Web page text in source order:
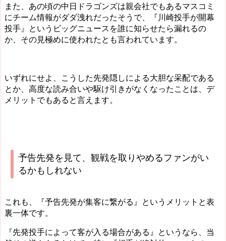
また、あの頃の中日ドラゴンズは親会社でもあるマスコミ
にチーム情報がダダ洩れだったそうで、『川崎投手が開幕
投手』というビッグニュースを誰に知らせたら漏れるの
か、その見極めに使われたとも言われています。
いずれにせよ、こうした先発隠しによる大胆な采配である
とか、高度な読み合いや駆け引きがなくなったことは、デ
メリット でもあると言えます。
予告先発を見て、観戦を取りやめるファンがい
るかもしれない
これも、『予告先発が集客に繋がる』というメリットと表
裏一体です。
『先発投手によって客が入る場合がある』というなら、当